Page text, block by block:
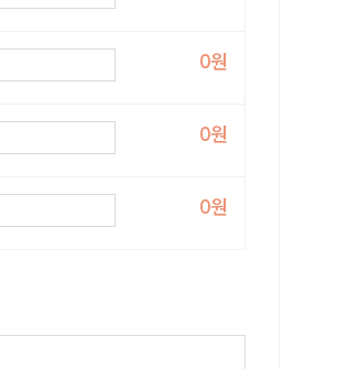
0원
0원
0원